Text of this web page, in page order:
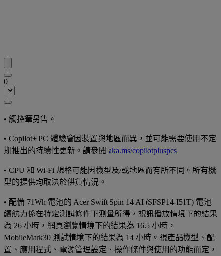
0
• 觸控筆另售。
• Copilot+ PC 體驗會因裝置與地區而異，並可能需要使用不定
期推出的持續性更新。請參閱 aka.ms/copilotpluspcs
• CPU 和 Wi-Fi 規格可能因機型及/或地區而有所不同。所有機
型的提供均取決於供貨情況。
• 配備 71Wh 電池的 Acer Swift Spin 14 AI (SFSP14-I51T) 電池
續航力係在特定測試條件下測量所得，視訊播放情境下的結果
為 26 小時，網頁瀏覽情境下的結果為 16.5 小時，
MobileMark30 測試情境下的結果為 14 小時。視產品機型、配
置、應用程式、電源管理設定、操作條件與使用的功能而定，